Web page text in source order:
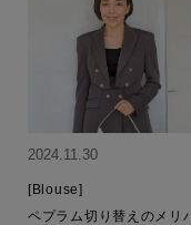
2024.11.30
[Blouse]
ペプラム切り替えのメリ